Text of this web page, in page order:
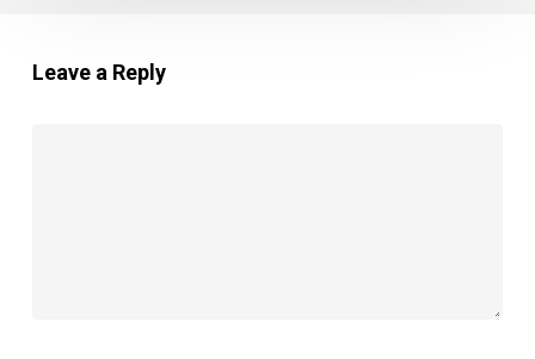
Leave a Reply